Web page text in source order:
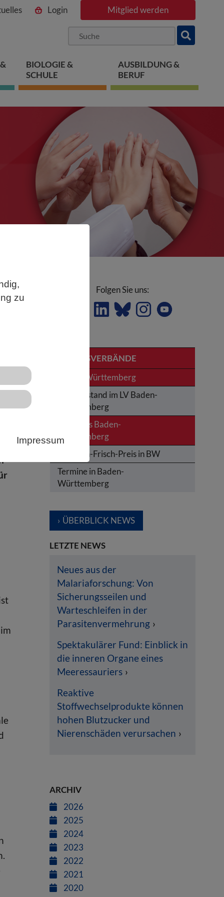
zu
Impressum
Login Mitglied werden
BIOLOGIE &
SCHULE
AUSBILDUNG &
BERUF
Folgen Sie uns:
LANDESVERBÄNDE
Baden-Württemberg
Der Vorstand im LV Baden-
Württemberg
News aus Baden-
Württemberg
Karl-von-Frisch-Preis in BW
Termine in Baden-
Württemberg
ÜBERBLICK NEWS
LETZTE NEWS
Neues aus der
Malariaforschung: Von
Sicherungsseilen und
Warteschleifen in der
Parasitenvermehrung
Spektakulärer Fund: Einblick in
die inneren Organe eines
Meeressauriers
Reaktive
Stoffwechselprodukte können
hohen Blutzucker und
Nierenschäden verursachen
ARCHIV
2026
2025
2024
2023
2022
2021
2020